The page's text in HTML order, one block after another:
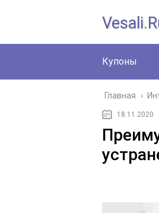
Купоны
Главная ›
18.11.2020